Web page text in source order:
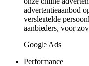
advertentieaanbod
versleutelde
aanbieders, voor
Google Ads
Performance